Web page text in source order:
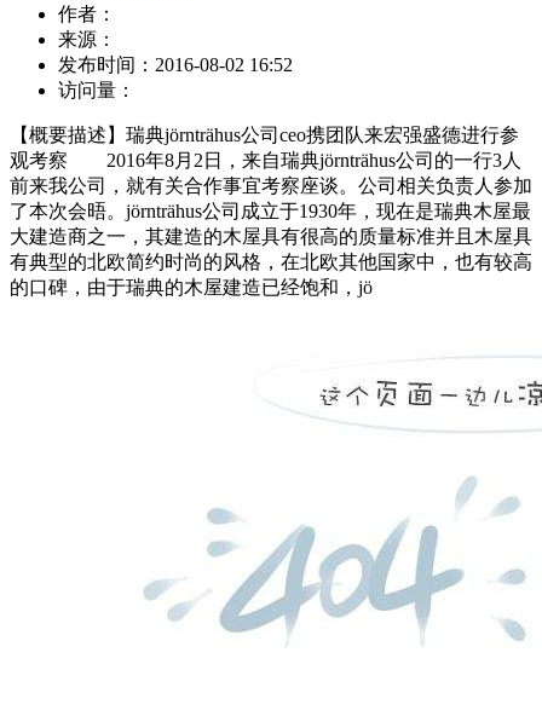
作者：
来源：
发布时间： 2016-08-02 16:52
访问量：
【概要描述】 瑞典jörnträhus公司ceo携团队来宏强盛德进行参
观考察 2016年8月2日，来自瑞典jörnträhus公司的一行3人
前来我公司，就有关合作事宜考察座谈。公司相关负责人参加
了本次会晤。jörnträhus公司成立于1930年，现在是瑞典木屋最
大建造商之一，其建造的木屋具有很高的质量标准并且木屋具
有典型的北欧简约时尚的风格，在北欧其他国家中，也有较高
的口碑，由于瑞典的木屋建造已经饱和，jö